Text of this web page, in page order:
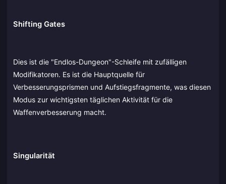
Shifting Gates
Dies ist die "Endlos-Dungeon"-Schleife mit zufälligen
Modifikatoren. Es ist die Hauptquelle für
Verbesserungsprismen und Aufstiegsfragmente, was diesen
Modus zur wichtigsten täglichen Aktivität für die
Waffenverbesserung macht.
Singularität